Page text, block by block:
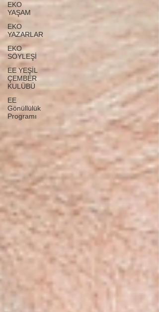
EKO
YAŞAM
EKO
YAZARLAR
EKO
SÖYLEŞİ
EE YEŞİL
ÇEMBER
KULÜBÜ
EE
Gönüllülük
Programı